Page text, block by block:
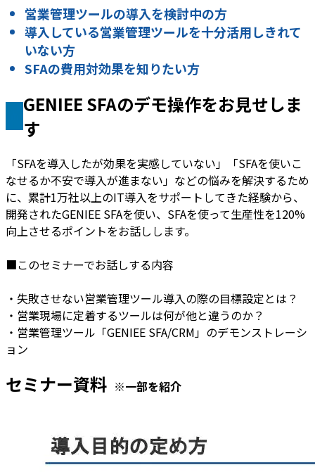
営業管理ツールの導入を検討中の方
導入している営業管理ツールを十分活用しきれて
いない方
SFAの費用対効果を知りたい方
GENIEE SFAのデモ操作をお見せしま
す
「SFAを導入したが効果を実感していない」「SFAを使いこ
なせるか不安で導入が進まない」などの悩みを解決するため
に、累計1万社以上のIT導入をサポートしてきた経験から、
開発されたGENIEE SFAを使い、SFAを使って生産性を120%
向上させるポイントをお話しします。
■このセミナーでお話しする内容
・失敗させない営業管理ツール導入の際の目標設定とは？
・営業現場に定着するツールは何が他と違うのか？
・営業管理ツール「GENIEE SFA/CRM」のデモンストレーシ
ョン
セミナー資料 ※一部を紹介